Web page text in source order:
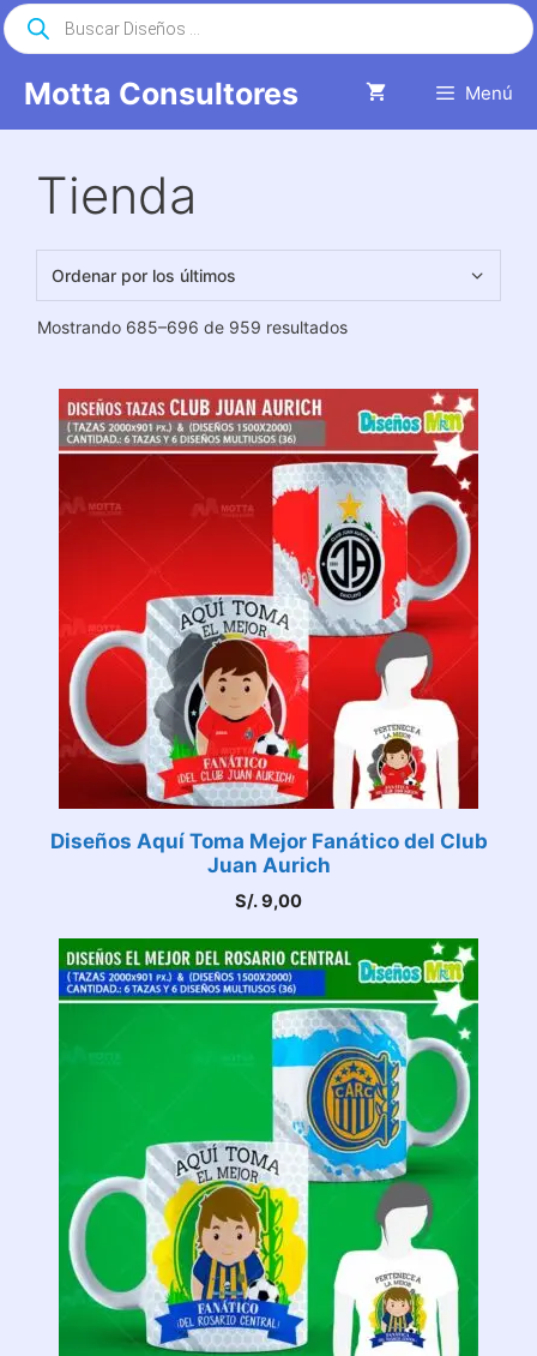
Saltar
al
Motta Consultores Menú
Búsqueda
de
productos
Tienda
Mostrando 685–696 de 959 resultadosOrdenado
Diseños Aquí Toma Mejor Fanático del Club
Juan Aurich
S/.9,00